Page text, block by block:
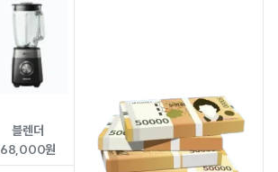
블렌더
68,000원